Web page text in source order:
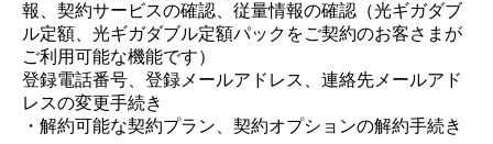
報、契約サービスの確認、従量情報の確認（光ギガダブ
ル定額、光ギガダブル定額パックをご契約のお客さまが
ご利用可能な機能です）
登録電話番号、登録メールアドレス、連絡先メールアド
レスの変更手続き
・解約可能な契約プラン、契約オプションの解約手続き